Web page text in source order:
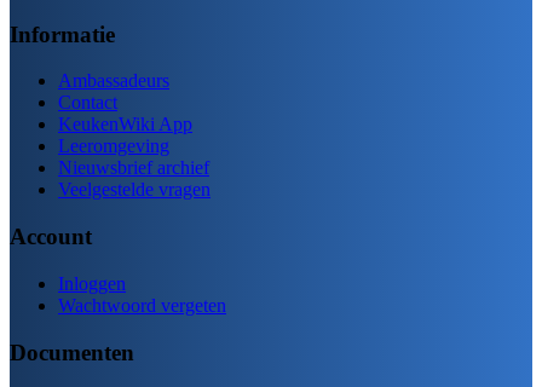
Informatie
Ambassadeurs
Contact
KeukenWiki App
Leeromgeving
Nieuwsbrief archief
Veelgestelde vragen
Account
Inloggen
Wachtwoord vergeten
Documenten